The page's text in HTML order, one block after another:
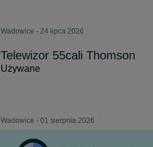
Wadowice - 24 lipca 2026
Telewizor 55cali Thomson
Używane
Wadowice - 01 sierpnia 2026